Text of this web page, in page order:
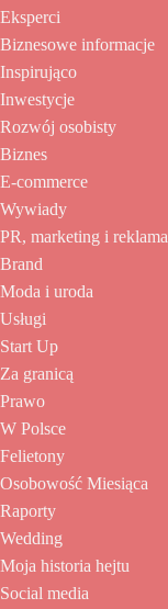
Eksperci
Biznesowe informacje
Inspirująco
Inwestycje
Rozwój osobisty
Biznes
E-commerce
Wywiady
PR, marketing i reklama
Brand
Moda i uroda
Usługi
Start Up
Za granicą
Prawo
W Polsce
Felietony
Osobowość Miesiąca
Raporty
Wedding
Moja historia hejtu
Social media